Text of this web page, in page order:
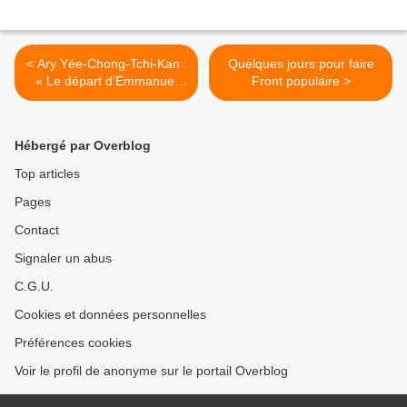
< Ary Yée-Chong-Tchi-Kan :
« Le départ d’Emmanuel
Macron » de l’Élysée, seul
Quelques jours pour faire
Front populaire >
Hébergé par Overblog
Top articles
Pages
Contact
Signaler un abus
C.G.U.
Cookies et données personnelles
Préférences cookies
Voir le profil de anonyme sur le portail Overblog